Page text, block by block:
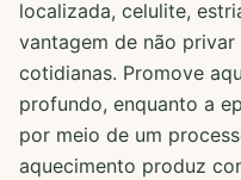
localizada, celulite,
vantagem de não
cotidianas. Promove
profundo, enquanto a
por meio de um
aquecimento produz